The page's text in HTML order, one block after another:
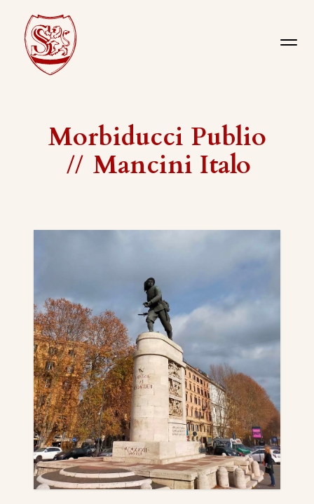
Morbiducci Publio
// Mancini Italo